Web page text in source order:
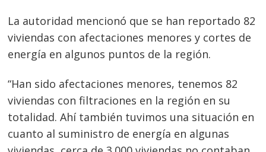
La autoridad mencionó que se han reportado 82
viviendas con afectaciones menores y cortes de
energía en algunos puntos de la región.
“Han sido afectaciones menores, tenemos 82
viviendas con filtraciones en la región en su
totalidad. Ahí también tuvimos una situación en
cuanto al suministro de energía en algunas
Navegación
de